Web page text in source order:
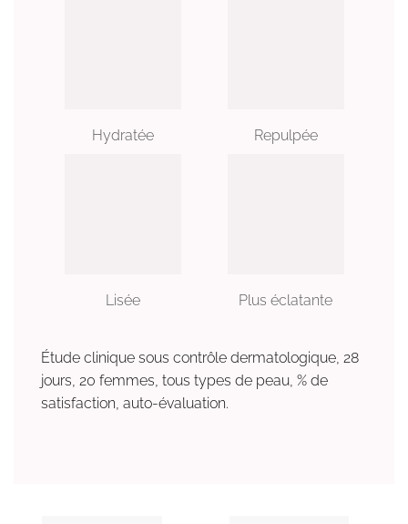
Hydratée Repulpée
Lisée Plus éclatante
Étude clinique sous contrôle dermatologique, 28
jours, 20 femmes, tous types de peau, % de
satisfaction, auto-évaluation.